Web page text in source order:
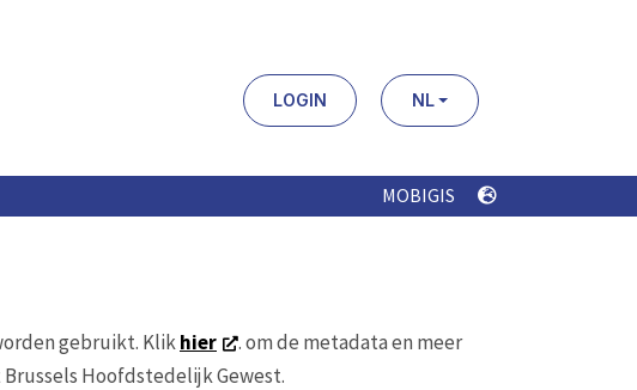
LOGIN NL
MOBIGIS
gebruikt. Klikhier
. om de metadata en meer
Hoofdstedelijk Gewest.